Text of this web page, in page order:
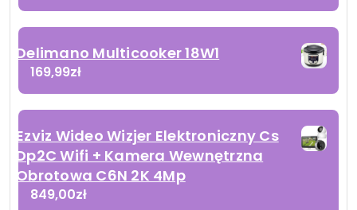
Delimano Multicooker 18W1
169,99zł
Ezviz Wideo Wizjer Elektroniczny Cs
Dp2C Wifi + Kamera Wewnętrzna
Obrotowa C6N 2K 4Mp
849,00zł